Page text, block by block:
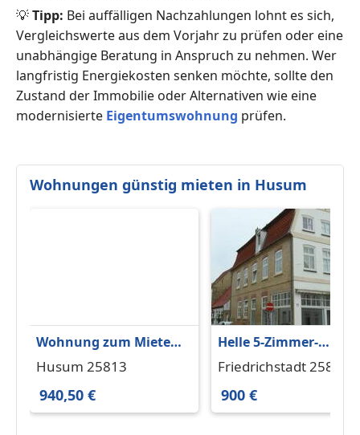
💡Tipp: Bei auffälligen Nachzahlungen lohnt es sich,
Vergleichswerte aus dem Vorjahr zu prüfen oder eine
unabhängige Beratung in Anspruch zu nehmen. Wer
langfristig Energiekosten senken möchte, sollte den
Zustand der Immobilie oder Alternativen wie eine
modernisierte Eigentumswohnung prüfen.
Wohnungen günstig mieten in Husum
Wohnung zum Mieten
in Husum 940,50 € 99
Husum 25813
940,50 €
Helle 5-Zimmer-
Wohnung in
Friedrichstadt 25840
900 €